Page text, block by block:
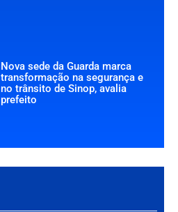
Nova sede da Guarda marca
transformação na segurança e
no trânsito de Sinop, avalia
prefeito